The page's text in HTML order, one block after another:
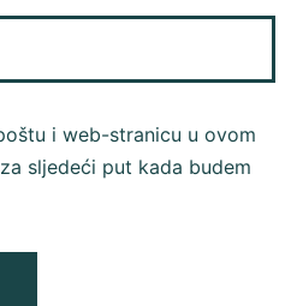
i web-stranicu u ovom
sljedeći put kada budem